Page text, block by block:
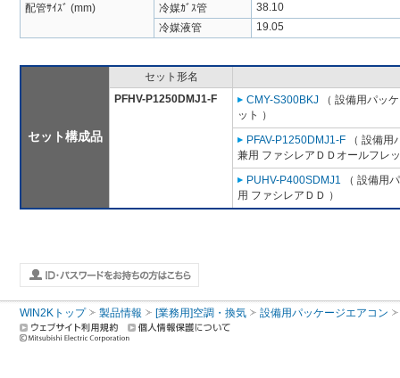
配管ｻｲｽﾞ (mm)
冷媒ｶﾞｽ管
38.10
冷媒液管
19.05
セット構成品
セット形名
PFHV-P1250DMJ1-F
CMY-S300BKJ （ 設備用パッ
ット ）
PFAV-P1250DMJ1-F （ 設備用
兼用 ファシレアＤＤオールフレ
PUHV-P400SDMJ1 （ 設備用
用 ファシレアＤＤ ）
WIN2Kトップ 製品情報 [業務用]空調・換気 設備用パッケージエアコン